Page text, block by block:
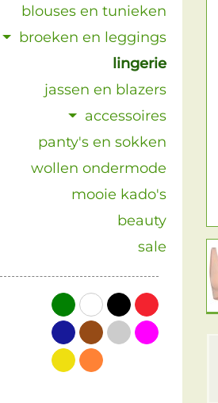
blouses en tunieken
broeken en leggings
lingerie
jassen en blazers
accessoires
panty's en sokken
wollen ondermode
mooie kado's
beauty
sale
groenwit zwartrood
blauwbruingrijsroze
geeloranje